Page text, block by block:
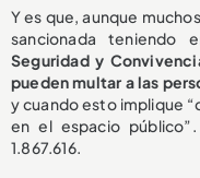
Y es que, aunque
sancionada teniendo
Seguridad y
pueden multar a las
y cuando esto implique
en el espacio
1.867.616.